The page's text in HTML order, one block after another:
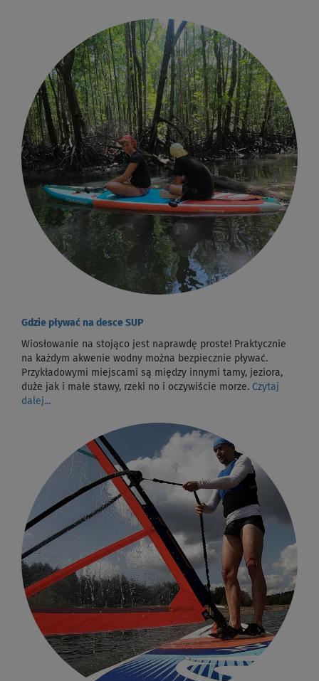
Gdzie pływać na desce SUP
Wiosłowanie na stojąco jest naprawdę proste! Praktycznie
na każdym akwenie wodny można bezpiecznie pływać.
Przykładowymi miejscami są między innymi tamy, jeziora,
duże jak i małe stawy, rzeki no i oczywiście morze. Czytaj
dalej...